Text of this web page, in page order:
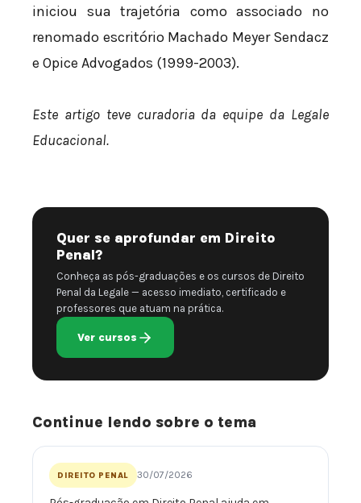
iniciou sua trajetória como associado no
renomado escritório Machado Meyer Sendacz
e Opice Advogados (1999-2003).
Este artigo teve curadoria da equipe da Legale
Educacional.
Quer se aprofundar em Direito
Penal?
Conheça as pós-graduações e os cursos de Direito
Penal da Legale — acesso imediato, certificado e
professores que atuam na prática.
Ver cursos
Continue lendo sobre o tema
DIREITO PENAL 30/07/2026